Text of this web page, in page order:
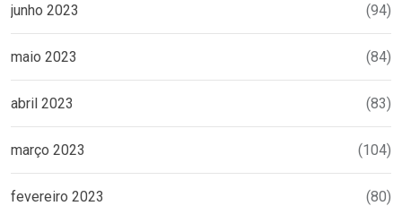
junho 2023 (94)
maio 2023 (84)
abril 2023 (83)
março 2023 (104)
fevereiro 2023 (80)